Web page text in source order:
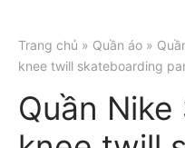
Trang chủ » Quần áo »
knee twill skateboarding
Quần Nike